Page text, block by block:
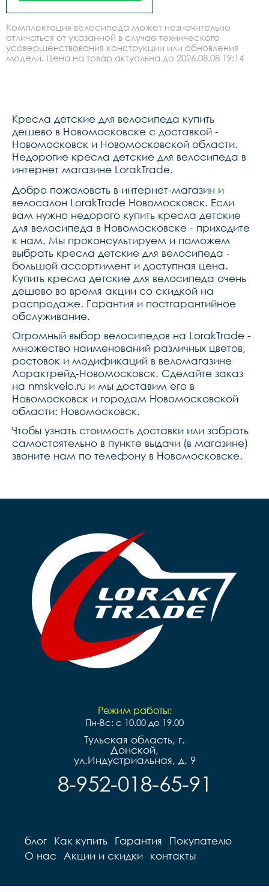
Комплектация велосипеда может незначительно
отличаться от указанной в случае технического
усовершенствования конструкции или обновления
модели. Цена на товар актуальна до 2026.08.08 19:14
Кресла детские для велосипеда купить
дешево в Новомосковске с доставкой -
Новомосковск и Новомосковской области.
Недорогие кресла детские для велосипеда в
интернет магазине LorakTrade.
Добро пожаловать в интернет-магазин и
велосалон LorakTrade Новомосковск. Если
вам нужно недорого купить кресла детские
для велосипеда в Новомосковске - приходите
к нам. Мы проконсультируем и поможем
выбрать кресла детские для велосипеда -
большой ассортимент и доступная цена.
Купить кресла детские для велосипеда очень
дешево во время акции со скидкой на
распродаже. Гарантия и постгарантийное
обслуживание.
Огромный выбор велосипедов на LorakTrade -
множество наименований различных цветов,
ростовок и модификаций в веломагазине
Лорактрейд-Новомосковск. Сделайте заказ
на nmskvelo.ru и мы доставим его в
Новомосковск и городам Новомосковской
области: Новомосковск.
Чтобы узнать стоимость доставки или забрать
самостоятельно в пункте выдачи (в магазине)
звоните нам по телефону в Новомосковске.
Режим работы:
Пн-Вс: с 10.00 до 19.00
Тульская область, г.
Донской,
ул.Индустриальная, д. 9
8-952-018-65-91
блог Как купить Гарантия
Покупателю
О нас
Акции и скидки контакты